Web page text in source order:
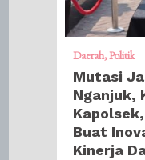
Daerah Politik
Mutasi
Nganjuk,
Buat
Kinerja